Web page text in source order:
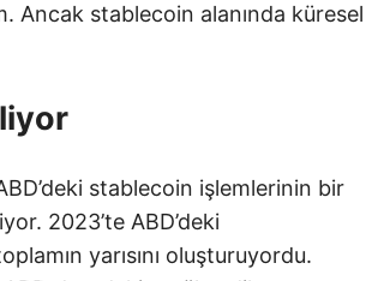
Ancak stablecoin alanında küresel
stablecoin işlemlerinin bir
2023’te ABD’deki
yarısını oluşturuyordu.